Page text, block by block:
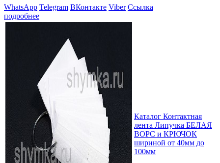
WhatsApp Telegram ВКонтакте Viber Ссылка
подробнее
Каталог Контактная
лента Липучка БЕЛАЯ
ВОРС и КРЮЧОК
шириной от 40мм до
100мм